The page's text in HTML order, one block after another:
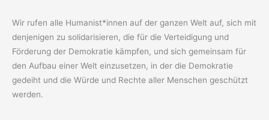
Wir rufen alle Humanist*innen auf der ganzen Welt auf, sich mit
denjenigen zu solidarisieren, die für die Verteidigung und
Förderung der Demokratie kämpfen, und sich gemeinsam für
den Aufbau einer Welt einzusetzen, in der die Demokratie
gedeiht und die Würde und Rechte aller Menschen geschützt
werden.